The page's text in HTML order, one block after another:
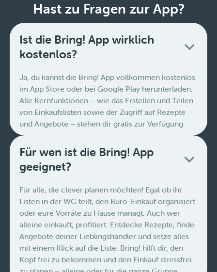
Hast zu Fragen zur App?
Ist die Bring! App wirklich
kostenlos?
Ja, du kannst die Bring! App vollkommen kostenlos
im App Store oder bei Google Play herunterladen.
Alle Kernfunktionen – wie das Erstellen und Teilen
von Einkaufslisten sowie der Zugriff auf Rezepte
und Angebote – stehen dir gratis zur Verfügung.
Für wen ist die Bring! App
geeignet?
Für alle, die clever planen möchten! Egal ob ihr
Listen in der WG teilt, den Büro-Einkauf organisiert
oder eure Vorräte zu Hause managt. Auch wer
alleine einkauft, profitiert: Entdecke Rezepte, finde
Angebote deiner Lieblingshändler und setze alles
mit einem Klick auf die Liste. Bring! hilft dir, den
Kopf frei zu bekommen und den Einkauf stressfrei